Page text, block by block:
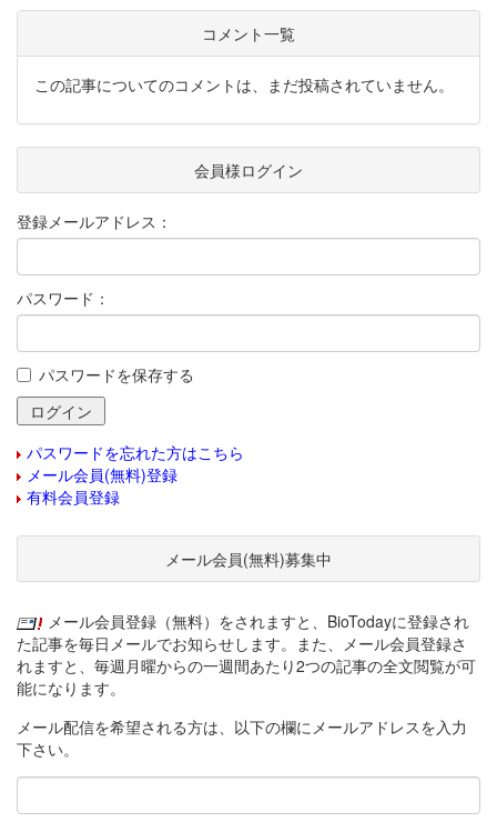
コメント一覧
この記事についてのコメントは、まだ投稿されていません。
会員様ログイン
登録メールアドレス：
パスワード：
パスワードを保存する
パスワードを忘れた方はこちら
メール会員(無料)登録
有料会員登録
メール会員(無料)募集中
メール会員登録（無料）をされますと、BioTodayに登録され
た記事を毎日メールでお知らせします。また、メール会員登録さ
れますと、毎週月曜からの一週間あたり2つの記事の全文閲覧が可
能になります。
メール配信を希望される方は、以下の欄にメールアドレスを入力
下さい。